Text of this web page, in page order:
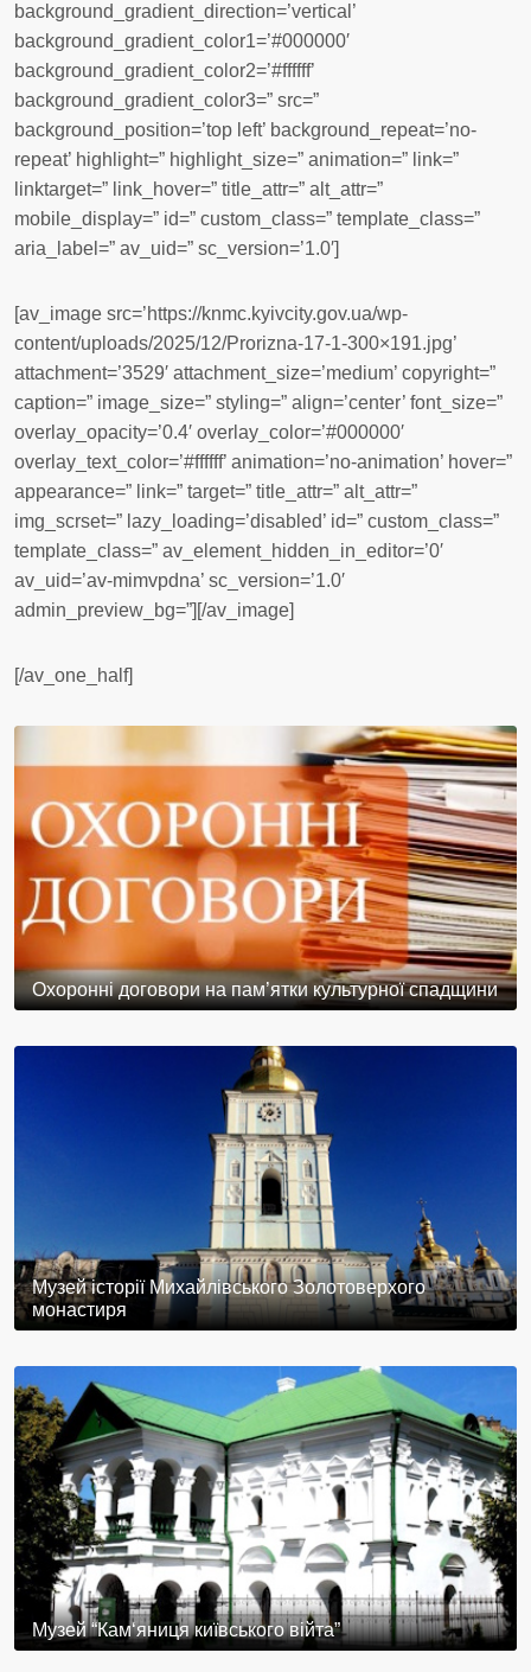
background_gradient_direction=’vertical’
background_gradient_color1=’#000000′
background_gradient_color2=’#ffffff’
background_gradient_color3=” src=”
background_position=’top left’ background_repeat=’no-
repeat’ highlight=” highlight_size=” animation=” link=”
linktarget=” link_hover=” title_attr=” alt_attr=”
mobile_display=” id=” custom_class=” template_class=”
aria_label=” av_uid=” sc_version=’1.0′]
[av_image src=’https://knmc.kyivcity.gov.ua/wp-
content/uploads/2025/12/Prorizna-17-1-300×191.jpg’
attachment=’3529′ attachment_size=’medium’ copyright=”
caption=” image_size=” styling=” align=’center’ font_size=”
overlay_opacity=’0.4′ overlay_color=’#000000′
overlay_text_color=’#ffffff’ animation=’no-animation’ hover=”
appearance=” link=” target=” title_attr=” alt_attr=”
img_scrset=” lazy_loading=’disabled’ id=” custom_class=”
template_class=” av_element_hidden_in_editor=’0′
av_uid=’av-mimvpdna’ sc_version=’1.0′
admin_preview_bg=”][/av_image]
[/av_one_half]
Охоронні договори на пам’ятки культурної спадщини
Музей історії Михайлівського Золотоверхого
монастиря
Музей “Кам‘яниця київського війта”